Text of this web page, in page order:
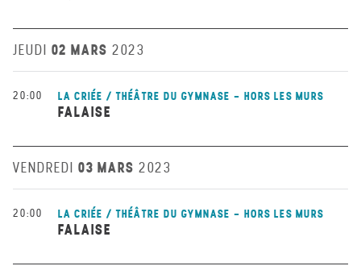
JEUDI 02 MARS 2023
20:00 LA CRIÉE / THÉÂTRE DU GYMNASE - HORS LES MURS
FALAISE
VENDREDI 03 MARS 2023
20:00 LA CRIÉE / THÉÂTRE DU GYMNASE - HORS LES MURS
FALAISE